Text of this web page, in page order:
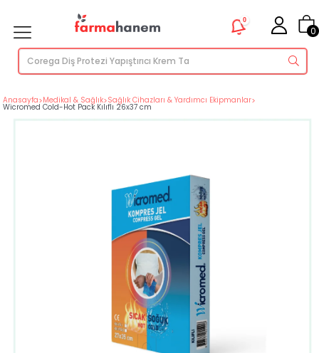
0
0
Anasayfa>Medikal & Sağlık>Sağlık Cihazları & Yardımcı Ekipmanlar>
Wicromed Cold-Hot Pack Kılıflı 26x37 cm